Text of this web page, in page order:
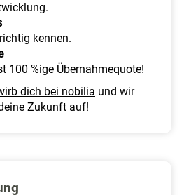
kennen.
100 %ige Übernahmequote!
dich bei nobilia und wir
Zukunft auf!